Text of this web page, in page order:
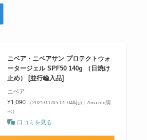
ニベア・ニベアサン プロテクトウォ
ータージェル SPF50 140g （日焼け
止め） [並行輸入品]
ニベア
¥1,090
（2025/11/05 05:04時点 | Amazon調
べ）
口コミを見る